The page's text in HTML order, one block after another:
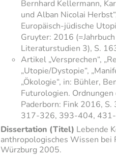
Bernhard Kellermann,
und Alban Nicolai
Europäisch-jüdische
Gruyter: 2016
Literaturstudien 3), S.
Artikel „Versprechen“,
„Utopie/Dystopie“,
„Ökologie“, in: Bühler,
Futurologien.
Paderborn: Fink 2016,
317-326, 393-404,
Dissertation (Titel) Lebende
anthropologisches Wissen bei
Würzburg 2005.